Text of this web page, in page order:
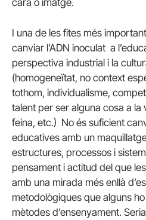
cara o imatge.
I una de les fites més
canviar l’ADN inoculat a
perspectiva industrial i la
(homogeneïtat, no context
tothom, individualisme,
talent per ser alguna cosa a
feina, etc.) No és suficient
educatives amb un
estructures, processos i
pensament i actitud del que
amb una mirada més enllà
metodològiques que alguns
mètodes d’ensenyament.